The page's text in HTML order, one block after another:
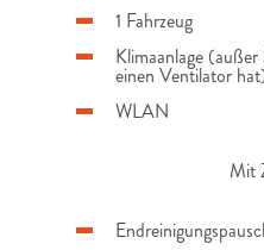
1 Fahrzeug
Klimaanlage
einen Ventilator
WLAN
Mit